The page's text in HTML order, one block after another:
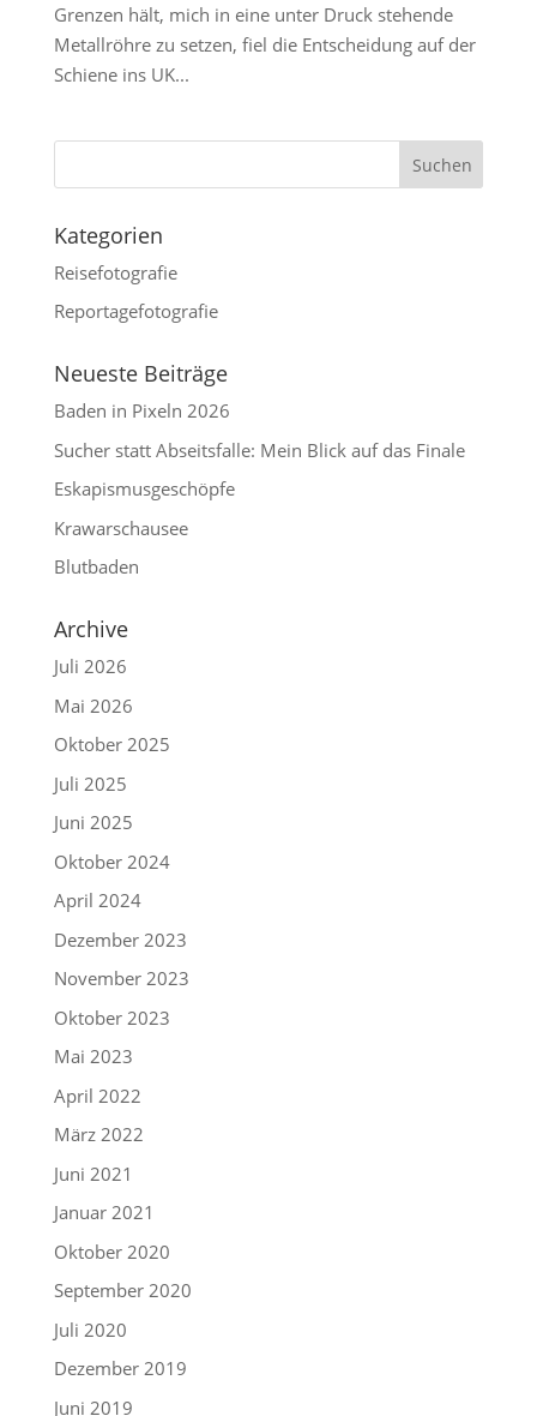
Grenzen hält, mich in eine unter Druck stehende
Metallröhre zu setzen, fiel die Entscheidung auf der
Schiene ins UK...
Kategorien
Reisefotografie
Reportagefotografie
Neueste Beiträge
Baden in Pixeln 2026
Sucher statt Abseitsfalle: Mein Blick auf das Finale
Eskapismusgeschöpfe
Krawarschausee
Blutbaden
Archive
Juli 2026
Mai 2026
Oktober 2025
Juli 2025
Juni 2025
Oktober 2024
April 2024
Dezember 2023
November 2023
Oktober 2023
Mai 2023
April 2022
März 2022
Juni 2021
Januar 2021
Oktober 2020
September 2020
Juli 2020
Dezember 2019
Juni 2019